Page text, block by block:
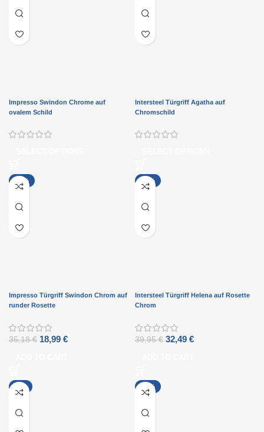
Impresso Swindon Chrome auf
ovalem Schild
Intersteel Türgriff Agatha auf
Chromschild
-46%
Impresso Türgriff Swindon Chrom auf
runder Rosette
35,18€ 18,99 €
-19%
Intersteel Türgriff Helena auf Rosette
Chrom
39,95€ 32,49 €
-8% -17%